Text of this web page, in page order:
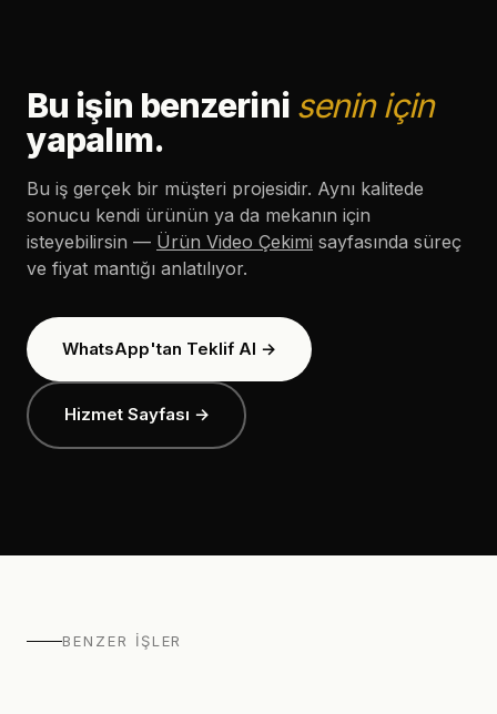
Bu işin benzerini senin için
yapalım.
Bu iş gerçek bir müşteri projesidir. Aynı kalitede
sonucu kendi ürünün ya da mekanın için
isteyebilirsin — Ürün Video Çekimi sayfasında süreç
ve fiyat mantığı anlatılıyor.
WhatsApp'tan Teklif Al →
Hizmet Sayfası →
BENZER İŞLER